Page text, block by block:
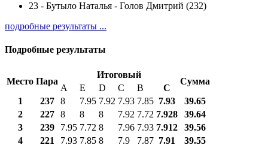
23 - Бутыло Наталья - Голов Дмитрий (232)
подробные результаты ...
Подробные результаты
Место Пара
Итоговый
Сумма
A E D C B
С
1
237 8 7.95 7.92 7.93 7.85 7.93
39.65
2
227 8 8 8 7.92 7.72 7.928
39.64
3
239 7.95 7.72 8 7.96 7.93 7.912
39.56
4
221 7.93 7.85 8 7.9 7.87 7.91
39.55